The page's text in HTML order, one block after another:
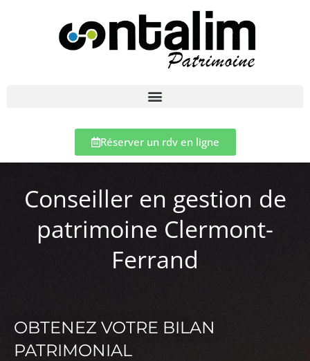
Réserver un rdv en ligne
Conseiller en gestion de
patrimoine Clermont-
Ferrand
OBTENEZ VOTRE BILAN
PATRIMONIAL